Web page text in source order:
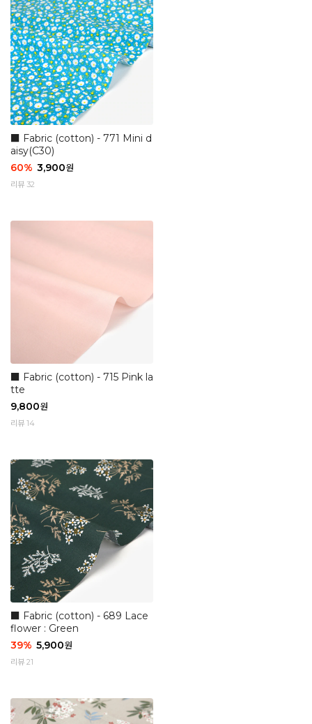
■ Fabric (cotton) - 771 Mini d
aisy(C30)
60% 3,900원
리뷰 32
■ Fabric (cotton) - 715 Pink la
tte
9,800원
리뷰 14
■ Fabric (cotton) - 689 Lace
flower : Green
39% 5,900원
리뷰 21